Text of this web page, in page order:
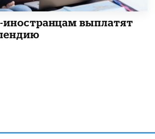
выплатят